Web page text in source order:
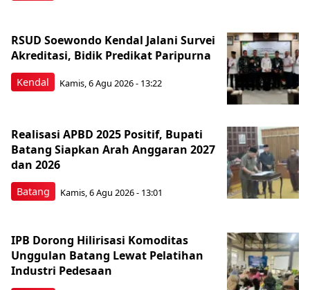
Kendal
RSUD Soewondo Kendal Jalani Survei
Akreditasi, Bidik Predikat Paripurna
Kamis, 6 Agu 2026 - 13:22
Batang
Realisasi APBD 2025 Positif, Bupati
Batang Siapkan Arah Anggaran 2027
dan 2026
Kamis, 6 Agu 2026 - 13:01
IPB Dorong Hilirisasi Komoditas
Unggulan Batang Lewat Pelatihan
Industri Pedesaan